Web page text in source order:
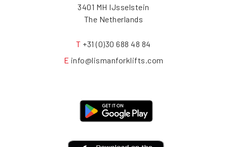
3401 MH IJsselstein
The Netherlands
T +31 (0)30 688 48 84
E info@lismanforklifts.com